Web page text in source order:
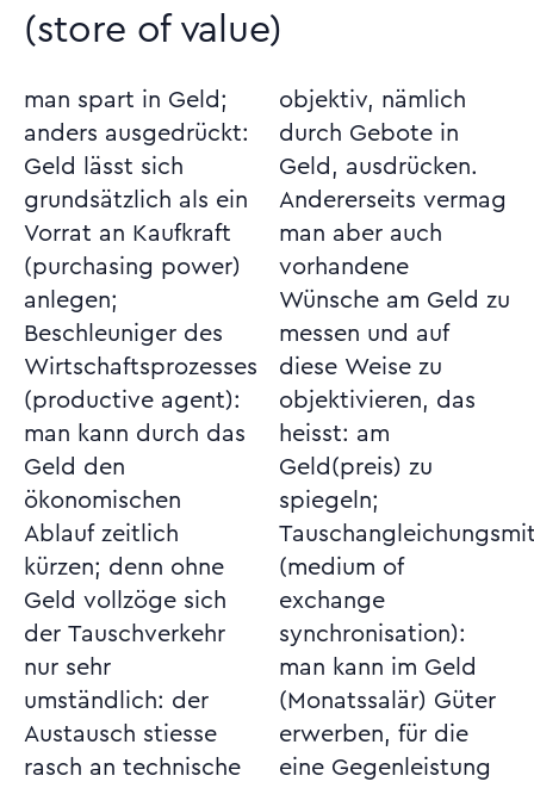
(store of value)
man spart in Geld;
anders ausgedrückt:
Geld lässt sich
grundsätzlich als ein
Vorrat an Kaufkraft
(purchasing power)
anlegen;
Beschleuniger des
Wirtschaftsprozesses
(productive agent):
man kann durch das
Geld den
ökonomischen
Ablauf zeitlich
kürzen; denn ohne
Geld vollzöge sich
der Tauschverkehr
nur sehr
umständlich: der
Austausch stiesse
rasch an technische
objektiv, nämlich
durch Gebote in
Geld, ausdrücken.
Andererseits vermag
man aber auch
vorhandene
Wünsche am Geld zu
messen und auf
diese Weise zu
objektivieren, das
heisst: am
Geld(preis) zu
spiegeln;
Tauschangleichungsmittel
(medium of
exchange
synchronisation):
man kann im Geld
(Monatssalär) Güter
erwerben, für die
eine Gegenleistung